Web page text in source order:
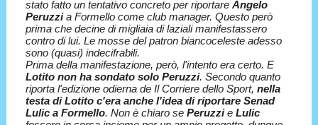
stato fatto un tentativo concreto per riportareAngelo
Peruzzia Formello come club manager. Questo però
prima che decine di migliaia di laziali manifestassero
contro di lui. Le mosse del patron biancoceleste adesso
sono (quasi) indecifrabili.
Prima della manifestazione, però, l'intento era certo. E
Lotito non ha sondato solo Peruzzi. Secondo quanto
riporta l'edizione odierna de Il Corriere dello Sport,nella
testa di Lotito c'era anche l'idea di riportare Senad
Lulic a Formello. Non è chiaro sePeruzzieLulic